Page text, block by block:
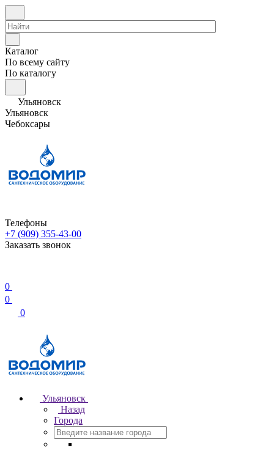
Каталог
По всему сайту
По каталогу
Ульяновск
Ульяновск
Чебоксары
Телефоны
+7 (909) 355-43-00
Заказать звонок
0
0
0
Ульяновск
Назад
Города